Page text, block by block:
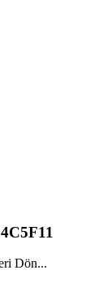
Dön...